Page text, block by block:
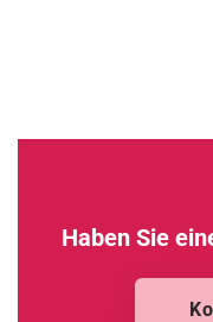
Haben Sie